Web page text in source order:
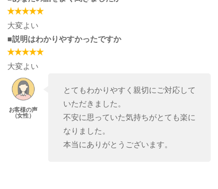
大変よい
■説明はわかりやすかったですか
大変よい
とてもわかりやすく親切にご対応して
いただきました。
不安に思っていた気持ちがとても楽に
なりました。
本当にありがとうございます。